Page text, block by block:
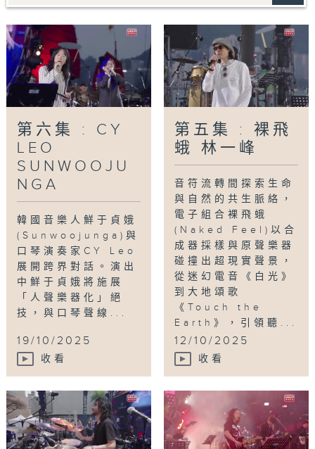
Run With Me
Tag: 鮮于貞娥, CY
Leo,SUNWOOJUNGA ,ImagineLand,香港
流行文化節2025
第六集 : CY
LEO
SUNWOOJU
NGA
韓國音樂人鮮于貞娥
(Sunwoojunga)與
口琴演奏家CY Leo
展開跨界對話。演出
中鮮于貞娥將施展
「人聲樂器化」絕
技，與口琴聲線...
19/10/2025
收看
第五集 : 裸飛
蛾 林一峰
音符流轉間探索生命
與自然的共生脈絡，
電子組合裸飛蛾
(Naked Feel)以合
成器採樣與原聲樂器
碰撞出超現實聲景，
從迷幻電音《白光》
到大地頌歌
《Touch the
Earth》，引領聽...
12/10/2025
收看